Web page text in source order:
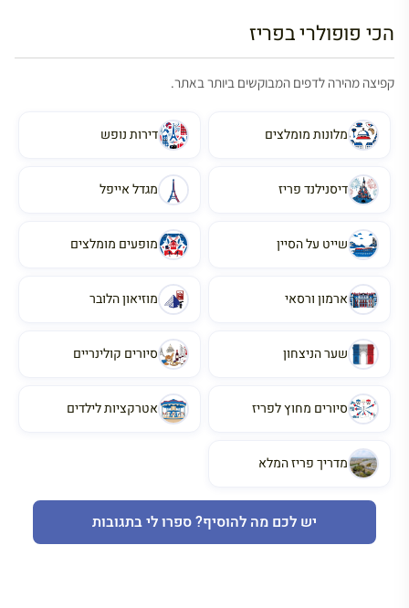
הכי פופולרי בפריז
קפיצה מהירה לדפים המבוקשים ביותר באתר.
מלונות מומלצים דירות נופש
דיסנילנד פריז מגדל אייפל
שייט על הסיין מופעים מומלצים
ארמון ורסאי מוזיאון הלובר
שער הניצחון סיורים קולינריים
סיורים מחוץ לפריז אטרקציות לילדים
מדריך פריז המלא
יש לכם מה להוסיף? ספרו לי בתגובות